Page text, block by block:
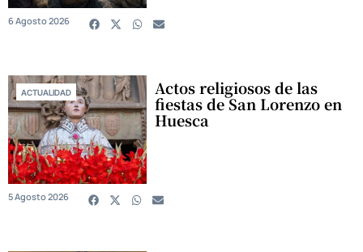
6 Agosto 2026
ACTUALIDAD Actos religiosos de las
fiestas de San Lorenzo en
Huesca
5 Agosto 2026